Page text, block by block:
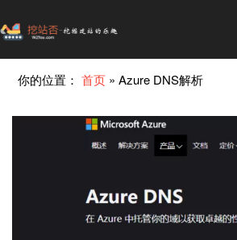
你的位置：首页 »Azure DNS解析